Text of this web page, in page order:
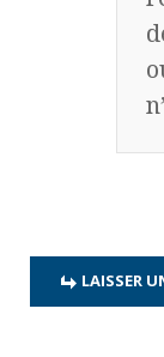
LAISSER